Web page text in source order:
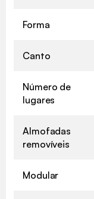
Forma
Canto
Número de
lugares
Almofadas
removíveis
Modular